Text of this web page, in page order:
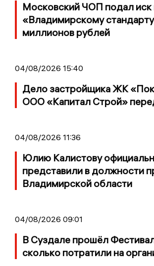
Московский ЧОП подал иск
«Владимирскому
миллионов рублей
04/08/2026 15:40
Дело застройщика ЖК
ООО «Капитал Строй»
04/08/2026 11:36
Юлию Калистову
представили в должности
Владимирской области
04/08/2026 09:01
В Суздале прошёл
сколько потратили на